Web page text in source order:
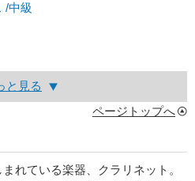
/中級
と見る
ページトップへ
れている楽器、クラリネット。